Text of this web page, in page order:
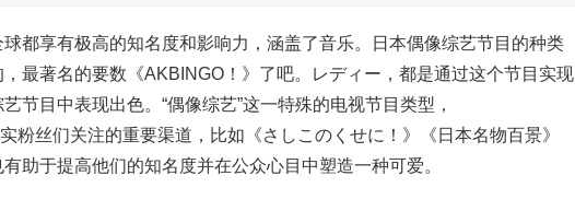
都享有极高的知名度和影响力，涵盖了音乐。日本偶像综艺节目的种类
最著名的要数《AKBINGO！》了吧。レディー，都是通过这个节目实现
节目中表现出色。“偶像综艺”这一特殊的电视节目类型，
粉丝们关注的重要渠道，比如《さしこのくせに！》《日本名物百景》
助于提高他们的知名度并在公众心目中塑造一种可爱。